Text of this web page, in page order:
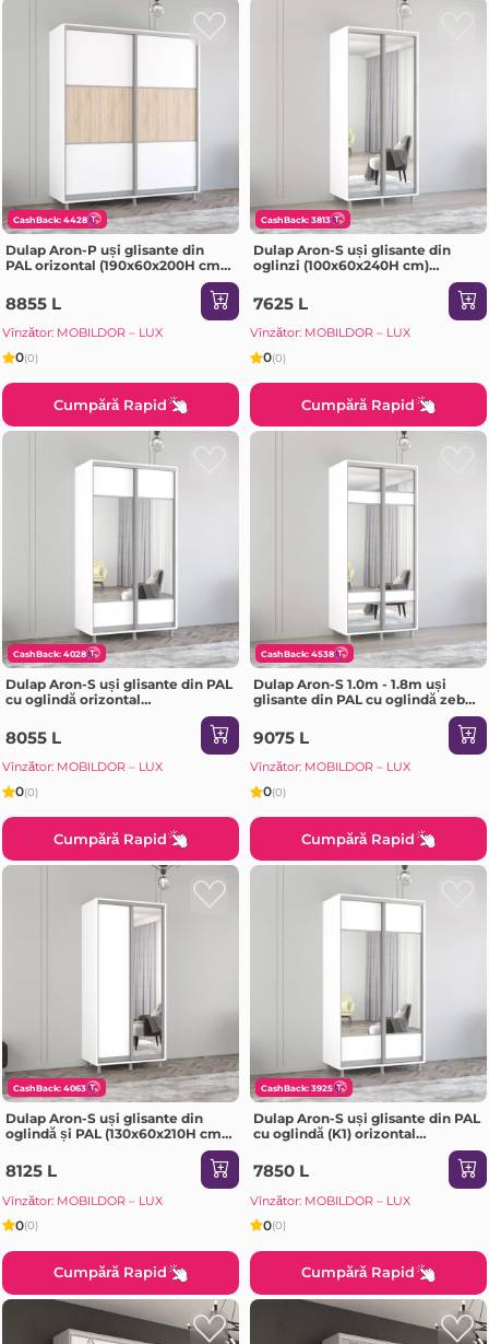
CashBack: 4428
Dulap Aron-P uși glisante din
PAL orizontal (190x60x200H cm)
8855 L
Vînzător: MOBILDOR – LUX
0(0)
Cumpără Rapid
CashBack: 3813
Dulap Aron-S uși glisante din
oglinzi (100x60x240H cm)
7625 L
Vînzător: MOBILDOR – LUX
0(0)
Cumpără Rapid
CashBack: 4028
Dulap Aron-S uși glisante din PAL
cu oglindă orizontal
8055 L
Vînzător: MOBILDOR – LUX
0(0)
Cumpără Rapid
CashBack: 4538
Dulap Aron-S 1.0m - 1.8m uși
glisante din PAL cu oglindă zebra
9075 L
Vînzător: MOBILDOR – LUX
0(0)
Cumpără Rapid
CashBack: 4063
Dulap Aron-S uși glisante din
oglindă și PAL (130x60x210H cm)
8125 L
Vînzător: MOBILDOR – LUX
0(0)
Cumpără Rapid
CashBack: 3925
Dulap Aron-S uși glisante din PAL
cu oglindă (K1) orizontal
7850 L
Vînzător: MOBILDOR – LUX
0(0)
Cumpără Rapid